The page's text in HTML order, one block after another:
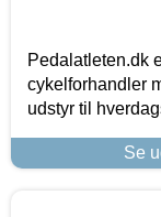
Pedalatleten.dk
cykelforhandler
udstyr til
Se